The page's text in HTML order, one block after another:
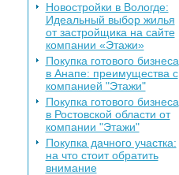
Новостройки в Вологде:
Идеальный выбор жилья
от застройщика на сайте
компании «Этажи»
Покупка готового бизнеса
в Анапе: преимущества с
компанией "Этажи"
Покупка готового бизнеса
в Ростовской области от
компании "Этажи"
Покупка дачного участка:
на что стоит обратить
внимание